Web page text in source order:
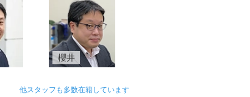
櫻井
他スタッフも多数在籍しています